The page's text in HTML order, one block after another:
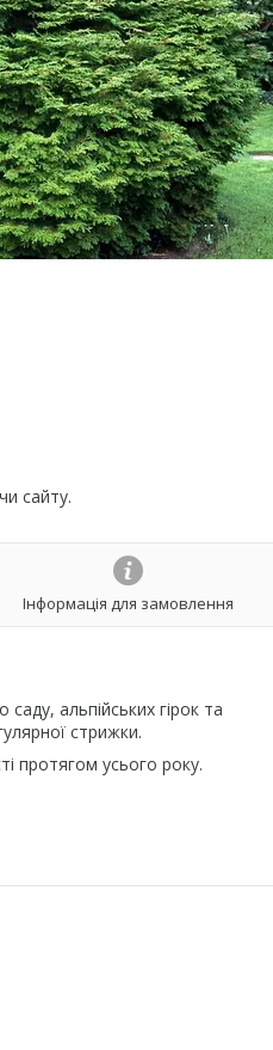
сайту.
Інформація для замовлення
саду, альпійських гірок та
стрижки.
протягом усього року.